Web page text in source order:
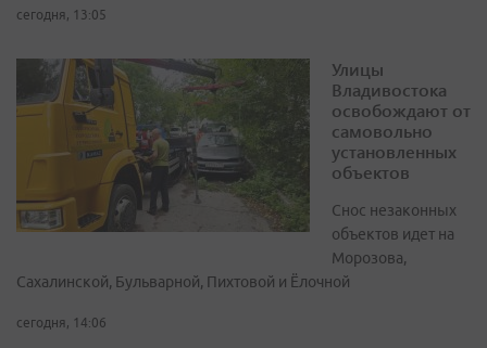
сегодня, 13:05
Улицы
Владивостока
освобождают от
самовольно
установленных
объектов
Снос незаконных
объектов идет на
Морозова,
Сахалинской, Бульварной, Пихтовой и Ёлочной
сегодня, 14:06